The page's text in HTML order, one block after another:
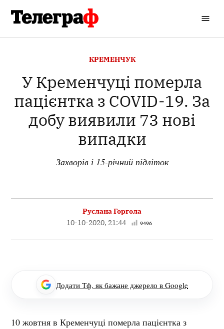
вмісту
Телеграф
ОПУБЛІКОВАНО
КРЕМЕНЧУК
У Кременчуці померла
пацієнтка з COVID-19. За
добу виявили 73 нові
випадки
Захворів і 15-річний підліток
Руслана Горгола
10-10-2020, 21:44
9496
Додати Тф, як бажане джерело в Google
10 жовтня в Кременчуці померла пацієнтка з